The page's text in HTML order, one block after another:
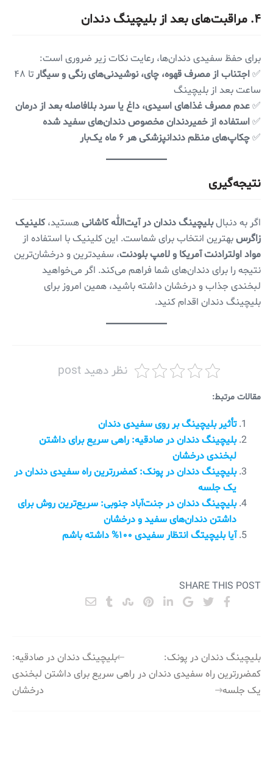
۴. مراقبت‌های بعد از بلیچینگ دندان
برای حفظ سفیدی دندان‌ها، رعایت نکات زیر ضروری است:
✅اجتناب از مصرف قهوه، چای، نوشیدنی‌های رنگی و سیگار
تا ۴۸
ساعت بعد از بلیچینگ
✅عدم مصرف غذاهای اسیدی، داغ یا سرد بلافاصله بعد از درمان
✅استفاده از خمیردندان مخصوص دندان‌های سفید شده
✅چکاپ‌های منظم دندانپزشکی هر ۶ ماه یک‌بار
نتیجه‌گیری
اگر به دنبالبلیچینگ دندان در آیت‌الله کاشانیهستید، کلینیک
زاگرسبهترین انتخاب برای شماست. این کلینیک با استفاده از
مواد اولترادنت آمریکا و لامپ بلودنت، سفیدترین و درخشان‌ترین
نتیجه را برای دندان‌های شما فراهم می‌کند. اگر می‌خواهید
لبخندی جذاب و درخشان داشته باشید، همین امروز برای
بلیچینگ دندان اقدام کنید.
نظر دهید post
مقالات مرتبط:
تأثیر بلیچینگ بر روی سفیدی دندان
بلیچینگ دندان در صادقیه: راهی سریع برای داشتن
لبخندی درخشان
بلیچینگ دندان در پونک: کمضررترین راه سفیدی دندان در
یک جلسه
بلیچینگ دندان در جنت‌آباد جنوبی: سریع‌ترین روش برای
داشتن دندان‌های سفید و درخشان
آیا بلیچیتگ انتظار سفیدی ۱۰۰% داشته باشم
SHARE THIS POST
راهبری
نوشته
بلیچینگ دندان در صادقیه:
راهی سریع برای داشتن لبخندی
درخشان
بلیچینگ دندان در پونک:
کمضررترین راه سفیدی دندان در
یک جلسه